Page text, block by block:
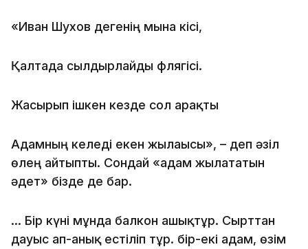
«Иван Шухов дегенің мына кісі,
Қалтада сылдырлайды флягісі.
Жасырып ішкен кезде сол арақты
Адамның келеді екен жылағысы», – деп әзіл
өлең айтыпты. Сондай «адам жылататын
әдет» бізде де бар.
… Бір күні мұнда балкон ашықтұр. Сырттан
дауыс ап-анық естіліп тұр. бір-екі адам, өзім